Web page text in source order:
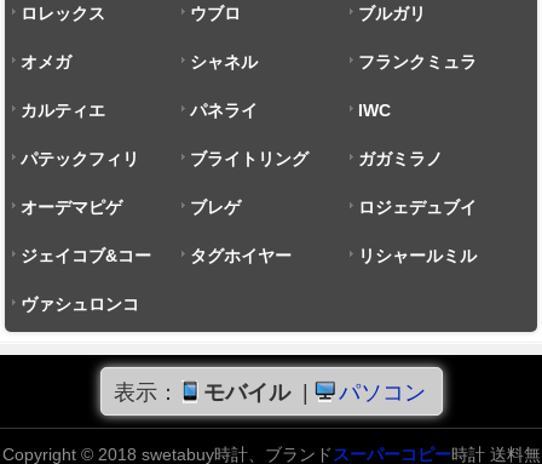
ロレックス ウブロ ブルガリ
オメガ シャネル フランクミュラ
ー
カルティエ パネライ IWC
パテックフィリ
ップ
ブライトリング ガガミラノ
オーデマピゲ ブレゲ ロジェデュブイ
ジェイコブ&コー タグホイヤー リシャールミル
ヴァシュロンコ
ンスタンタン
表示： モバイル | パソコン
Copyright © 2018 swetabuy時計、ブランド スーパーコピー時計 送料無